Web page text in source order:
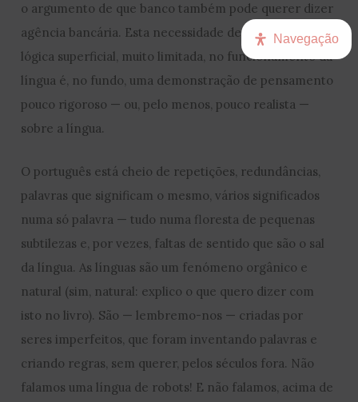
o argumento de que banco também pode querer dizer
agência bancária. Esta necessidade de encontrar uma
lógica superficial, muito limitada, no funcionamento da
língua é, no fundo, uma demonstração de pensamento
pouco rigoroso — ou, pelo menos, pouco realista —
sobre a língua.
O português está cheio de repetições, redundâncias,
palavras que significam o mesmo, vários significados
numa só palavra — tudo numa floresta de pequenas
subtilezas e, por vezes, faltas de sentido que são o sal
da língua. As línguas são um fenómeno orgânico e
natural (sim, natural: explico o que quero dizer com
isto no livro). São — lembremo-nos — criadas por
seres imperfeitos, que foram inventando palavras e
criando regras, sem querer, pelos séculos fora. Não
falamos uma língua de robots! E não falamos, acima de
Navegação